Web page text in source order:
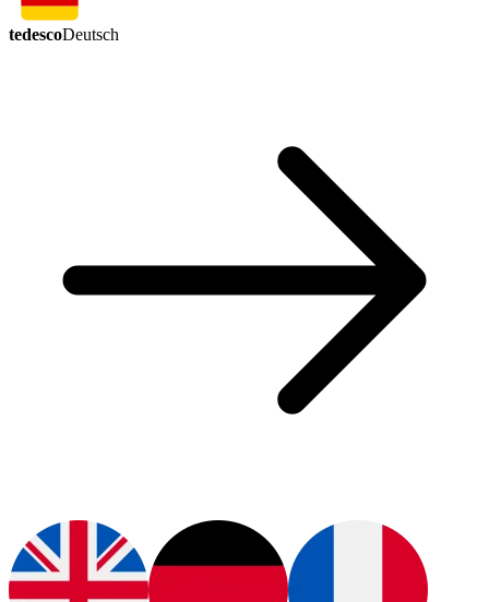
tedescoDeutsch